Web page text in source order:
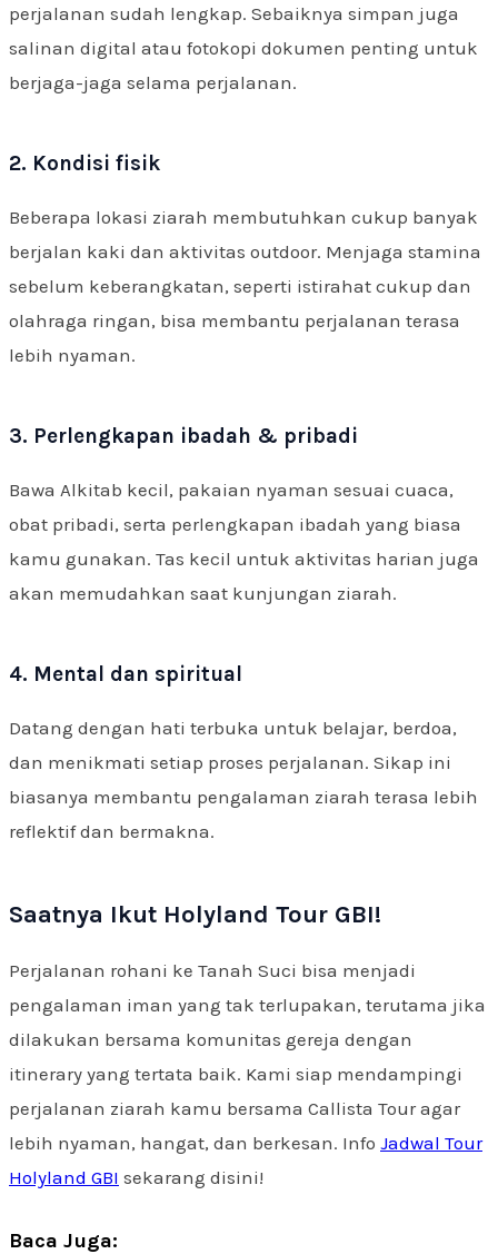
perjalanan sudah lengkap. Sebaiknya simpan juga
salinan digital atau fotokopi dokumen penting untuk
berjaga-jaga selama perjalanan.
2. Kondisi fisik
Beberapa lokasi ziarah membutuhkan cukup banyak
berjalan kaki dan aktivitas outdoor. Menjaga stamina
sebelum keberangkatan, seperti istirahat cukup dan
olahraga ringan, bisa membantu perjalanan terasa
lebih nyaman.
3. Perlengkapan ibadah & pribadi
Bawa Alkitab kecil, pakaian nyaman sesuai cuaca,
obat pribadi, serta perlengkapan ibadah yang biasa
kamu gunakan. Tas kecil untuk aktivitas harian juga
akan memudahkan saat kunjungan ziarah.
4. Mental dan spiritual
Datang dengan hati terbuka untuk belajar, berdoa,
dan menikmati setiap proses perjalanan. Sikap ini
biasanya membantu pengalaman ziarah terasa lebih
reflektif dan bermakna.
Saatnya Ikut Holyland Tour GBI!
Perjalanan rohani ke Tanah Suci bisa menjadi
pengalaman iman yang tak terlupakan, terutama jika
dilakukan bersama komunitas gereja dengan
itinerary yang tertata baik. Kami siap mendampingi
perjalanan ziarah kamu bersama Callista Tour agar
lebih nyaman, hangat, dan berkesan. Info Jadwal Tour
Holyland GBI sekarang disini!
Baca Juga: